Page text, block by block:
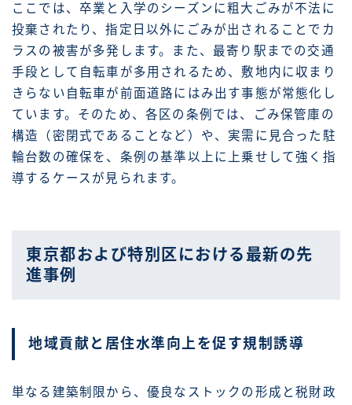
ここでは、卒業と入学のシーズンに粗大ごみが不法に
投棄されたり、指定日以外にごみが出されることでカ
ラスの被害が多発します。また、最寄り駅までの交通
手段として自転車が多用されるため、敷地内に収まり
きらない自転車が前面道路にはみ出す事態が常態化し
ています。そのため、各区の条例では、ごみ保管庫の
構造（密閉式であることなど）や、実需に見合った駐
輪台数の確保を、条例の基準以上に上乗せして強く指
導するケースが見られます。
東京都および特別区における最新の先
進事例
地域貢献と居住水準向上を促す規制誘導
単なる建築制限から、優良なストックの形成と税財政